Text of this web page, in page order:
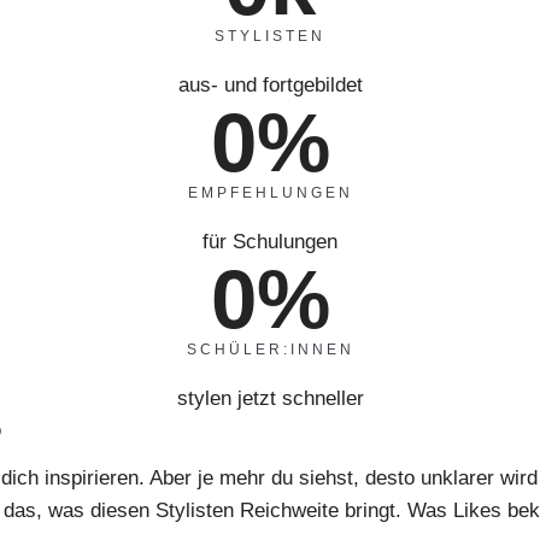
STYLISTEN
aus- und fortgebildet
0%
EMPFEHLUNGEN
für Schulungen
0%
SCHÜLER:INNEN
stylen jetzt schneller
inspirieren. Aber je mehr du siehst, desto unklarer
was diesen Stylisten Reichweite bringt. Was Likes